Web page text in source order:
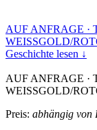
AUF ANFRAGE ·
WEISSGOLD/
Geschichte lesen ↓
AUF ANFRAGE ·
WEISSGOLD/
Preis: abhängig von